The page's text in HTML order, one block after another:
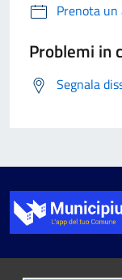
Prenota
Problemi in
Segnala